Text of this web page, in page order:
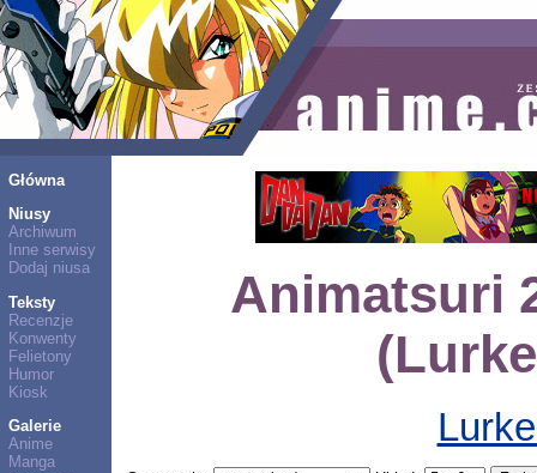
Główna
Niusy
Archiwum
Inne serwisy
Dodaj niusa
Teksty
Recenzje
Konwenty
Felietony
Humor
Kiosk
Galerie
Anime
Manga
Animatsuri